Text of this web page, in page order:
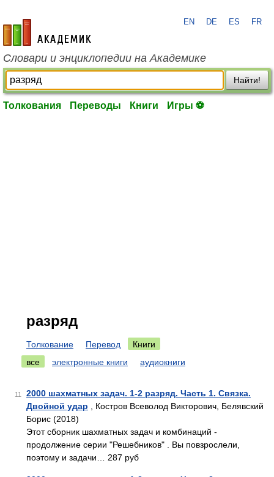
academic.ru
EN DE ES FR
Словари и энциклопедии на Академике
Найти!
Толкования Переводы Книги Игры ⚽
разряд
Толкование Перевод
Книги
все
электронные книги аудиокниги
11
2000 шахматных задач. 1-2 разряд. Часть 1. Связка.
Двойной удар , Костров Всеволод Викторович, Белявский
Борис (2018)
Этот сборник шахматных задач и комбинаций -
продолжение серии "Решебников" . Вы повзрослели,
поэтому и задачи… 287 руб